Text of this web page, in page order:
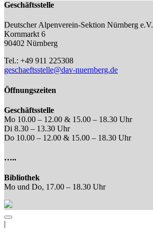
Geschäftsstelle
Deutscher Alpenverein-Sektion Nürnberg e.V.
Kornmarkt 6
90402 Nürnberg
Tel.: +49 911 225308
geschaeftsstelle@dav-nuernberg.de
Öffnungszeiten
Geschäftsstelle
Mo 10.00 – 12.00 & 15.00 – 18.30 Uhr
Di 8.30 – 13.30 Uhr
Do 10.00 – 12.00 & 15.00 – 18.30 Uhr
…..
Bibliothek
Mo und Do, 17.00 – 18.30 Uhr